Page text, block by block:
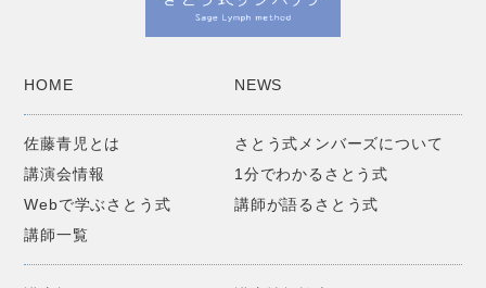
HOME NEWS
佐藤青児とは
さとう式メンバーズについて
講演会情報
1分でわかるさとう式
Webで学ぶさとう式
講師が語るさとう式
講師一覧